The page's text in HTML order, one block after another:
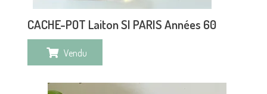
CACHE-POT Laiton SI PARIS Années 60
Vendu